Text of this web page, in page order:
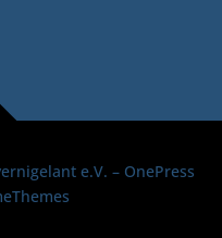
e.V. – OnePress